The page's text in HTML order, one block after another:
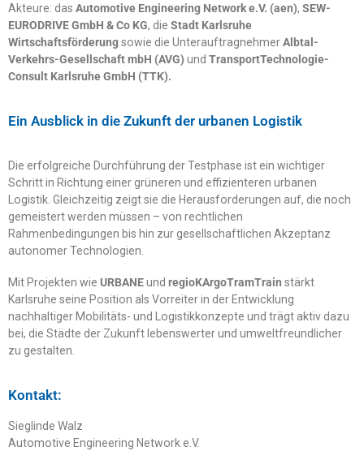
Akteure: das Automotive Engineering Network e.V. (aen), SEW-
EURODRIVE GmbH & Co KG, die Stadt Karlsruhe
Wirtschaftsförderungsowie die UnterauftragnehmerAlbtal-
Verkehrs-Gesellschaft mbH (AVG) und TransportTechnologie-
Consult Karlsruhe GmbH (TTK).
Ein Ausblick in die Zukunft der urbanen Logistik
Die erfolgreiche Durchführung der Testphase ist ein wichtiger
Schritt in Richtung einer grüneren und effizienteren urbanen
Logistik. Gleichzeitig zeigt sie die Herausforderungen auf, die noch
gemeistert werden müssen – von rechtlichen
Rahmenbedingungen bis hin zur gesellschaftlichen Akzeptanz
autonomer Technologien.
Mit Projekten wie URBANEund regioKArgoTramTrain stärkt
Karlsruhe seine Position als Vorreiter in der Entwicklung
nachhaltiger Mobilitäts- und Logistikkonzepte und trägt aktiv dazu
bei, die Städte der Zukunft lebenswerter und umweltfreundlicher
zu gestalten.
Kontakt:
Sieglinde Walz
Automotive Engineering Network e.V.